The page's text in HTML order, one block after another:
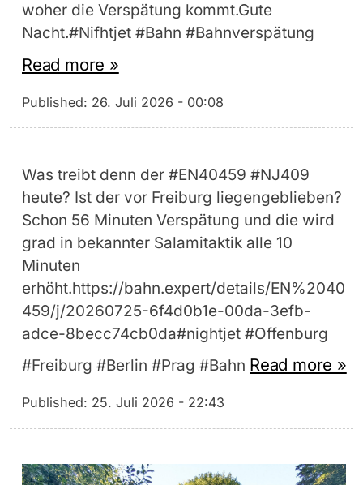
woher die Verspätung kommt.Gute
Nacht.#Nifhtjet #Bahn #Bahnverspätung
Read more »
Published: 26. Juli 2026 - 00:08
Was treibt denn der #EN40459 #NJ409
heute? Ist der vor Freiburg liegengeblieben?
Schon 56 Minuten Verspätung und die wird
grad in bekannter Salamitaktik alle 10
Minuten
erhöht.https://bahn.expert/details/EN%2040
459/j/20260725-6f4d0b1e-00da-3efb-
adce-8becc74cb0da#nightjet #Offenburg
#Freiburg #Berlin #Prag #Bahn Read more »
Published: 25. Juli 2026 - 22:43